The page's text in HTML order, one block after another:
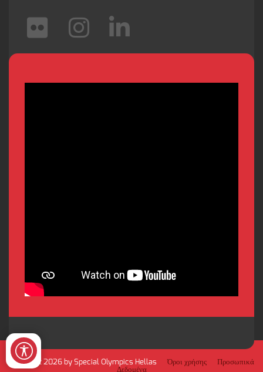
Copyright 2026 by Special Olympics Hellas Όροι χρήσης Προσωπικά
Δεδομένα